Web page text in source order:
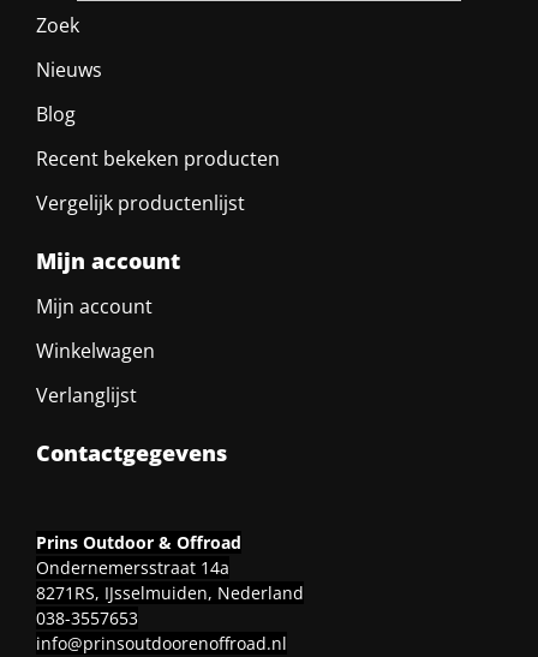
Zoek
Nieuws
Blog
Recent bekeken producten
Vergelijk productenlijst
Mijn account
Mijn account
Winkelwagen
Verlanglijst
Contactgegevens
Prins Outdoor & Offroad
Ondernemersstraat 14a
8271RS, IJsselmuiden, Nederland
038-3557653
info@prinsoutdoorenoffroad.nl